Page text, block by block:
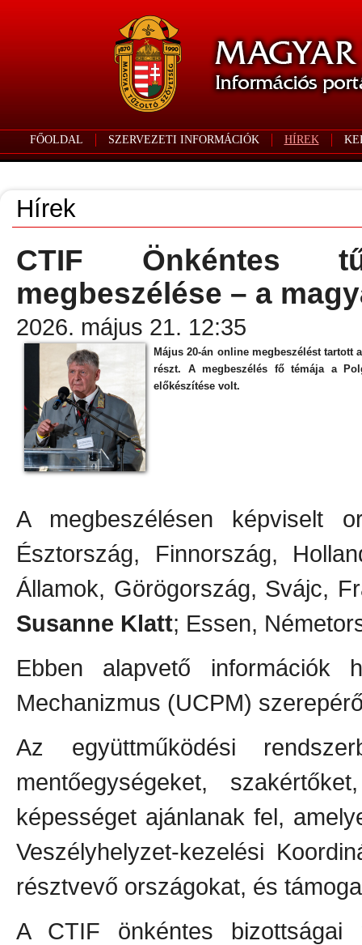
FŐOLDAL SZERVEZETI INFORMÁCIÓK HÍREK
Hírek
CTIF Önkéntes
megbeszélése – a
2026. május 21. 12:35
Május 20-án online megbeszélést tartott
részt. A megbeszélés fő témája a
előkészítése volt.
A megbeszélésen képviselt
Észtország, Finnország,
Államok, Görögország, Svájc,
Susanne Klatt; Essen,
Ebben alapvető információk
Mechanizmus (UCPM)
Az együttműködési
mentőegységeket,
képességet ajánlanak fel,
Veszélyhelyzet-kezelési
résztvevő országokat, és
A CTIF önkéntes bizottságai